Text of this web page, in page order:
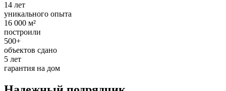
14 лет
уникального опыта
16 000 м²
построили
500+
объектов сдано
5 лет
гарантия на дом